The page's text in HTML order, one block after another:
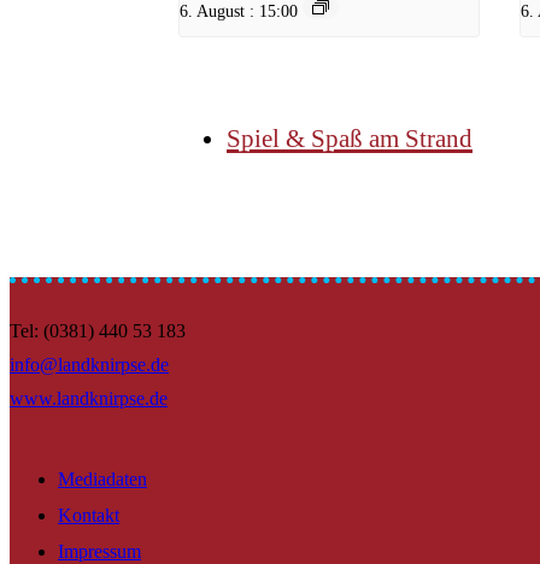
6. August : 15:00 6.
Spiel & Spaß am Strand
Tel: (0381) 440 53 183
info@landknirpse.de
www.landknirpse.de
Mediadaten
Kontakt
Impressum